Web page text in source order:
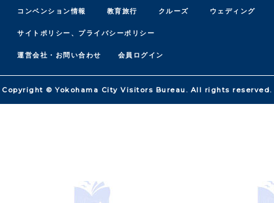
コンベンション情報 教育旅行 クルーズ ウェディング
サイトポリシー、プライバシーポリシー
運営会社・お問い合わせ 会員ログイン
Copyright © Yokohama City Visitors Bureau. All rights reserved.